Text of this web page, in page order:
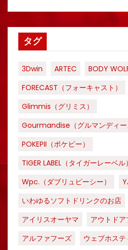
タグ
3Dwin ARTEC
BODY
FORECAST（フォーキャスト）
Glimmis（グリミス）
Gourmandise（グルマンディー
POKEPII（ポケピー）
TIGER LABEL（タイガーレーベル）
Wpc.（ダブリュピーシー）
いわゆるソフトドリンクのお店
アイリスオーヤマ
アウトド
アルファフーズ
ウェブホス